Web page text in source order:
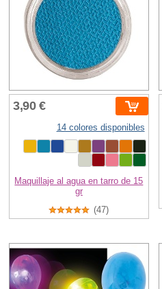
3,90 €
14 colores disponibles
Maquillaje al agua en tarro de 15
gr
(47)